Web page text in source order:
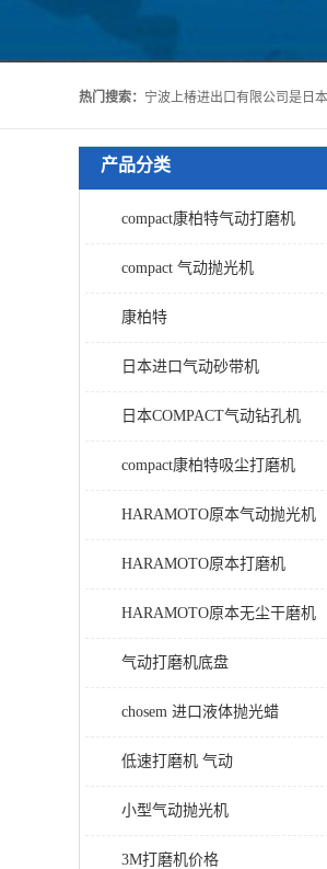
热门搜索：
产品分类
compact康柏特气动打磨机
compact 气动抛光机
康柏特
日本进口气动砂带机
日本COMPACT气动钻孔机
compact康柏特吸尘打磨机
HARAMOTO原本气动抛光机
HARAMOTO原本打磨机
HARAMOTO原本无尘干磨机
气动打磨机底盘
chosem 进口液体抛光蜡
低速打磨机 气动
小型气动抛光机
3M打磨机价格